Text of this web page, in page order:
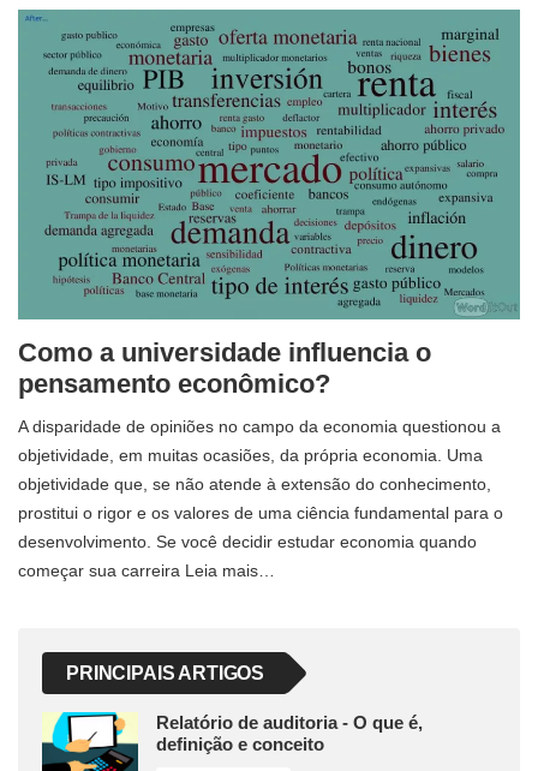
Como a universidade influencia o
pensamento econômico?
A disparidade de opiniões no campo da economia questionou a
objetividade, em muitas ocasiões, da própria economia. Uma
objetividade que, se não atende à extensão do conhecimento,
prostitui o rigor e os valores de uma ciência fundamental para o
desenvolvimento. Se você decidir estudar economia quando
começar sua carreira Leia mais…
PRINCIPAIS ARTIGOS
Relatório de auditoria - O que é,
definição e conceito